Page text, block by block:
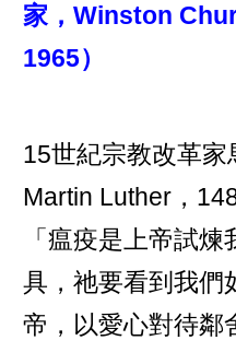
家，Winston
1965）
15世紀宗教改革
Martin Luther，
「瘟疫是上帝試
具，祂要看到我們
帝，以愛心對待鄰